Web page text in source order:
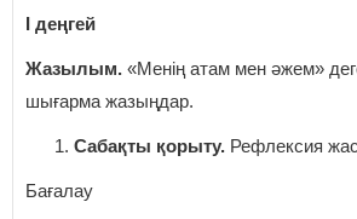
I деңгей
Жазылым. «Менің атам мен әжем»
шығарма жазыңдар.
Сабақты қорыту. Рефлексия
Бағалау